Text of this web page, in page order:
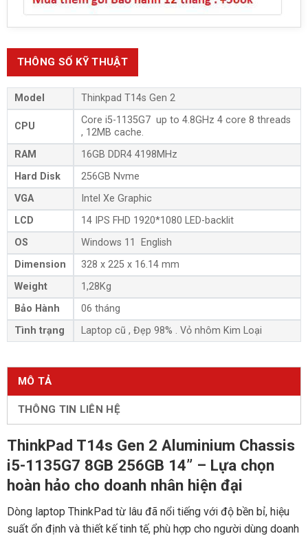
MÔ TẢ
THÔNG TIN LIÊN HỆ
ThinkPad T14s Gen 2 Aluminium Chassis
i5-1135G7 8GB 256GB 14” – Lựa chọn
hoàn hảo cho doanh nhân hiện đại
Dòng laptop ThinkPad từ lâu đã nổi tiếng với độ bền bỉ, hiệu
suất ổn định và thiết kế tinh tế, phù hợp cho người dùng doanh
THÔNG SỐ KỸ THUẬT
Model Thinkpad T14s Gen 2
CPU
Core i5-1135G7 up to 4.8GHz 4 core 8 threads
, 12MB cache.
RAM
16GB DDR4 4198MHz
Hard Disk
256GB Nvme
VGA
Intel Xe Graphic
LCD
14 IPS FHD 1920*1080 LED-backlit
OS
Windows 11 English
Dimension
328 x 225 x 16.14 mm
Weight
1,28Kg
Bảo Hành
06 tháng
Tình trạng
Laptop cũ , Đẹp 98% . Vỏ nhôm Kim Loại